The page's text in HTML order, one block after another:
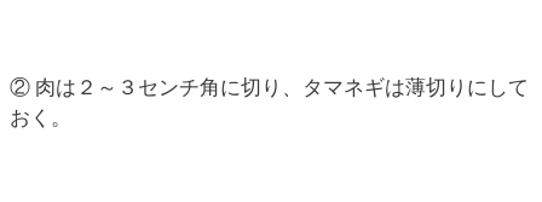
② 肉は２～３センチ角に切り、タマネギは薄切りにして
おく。